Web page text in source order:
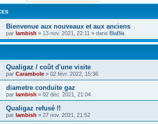
c
e
r
c
h
c
e
r
c
h
v
Bienvenue aux nouveaux et aux anciens
par lambish » 13 nov. 2021, 22:11 » dans BlaBla
Qualigaz / coût d'une visite
par Carambole » 02 févr. 2022, 15:36
diametre conduite gaz
par lambish » 02 déc. 2021, 21:04
Qualigaz refusé !!
par lambish » 27 nov. 2021, 21:52